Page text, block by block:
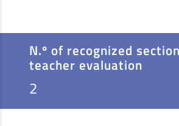
N.º of recognized
teacher evaluation
2